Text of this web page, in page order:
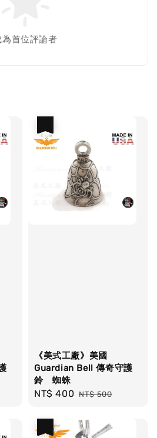
為首位評論者
《美式工廠》美國
Guardian Bell 傳奇守護
鈴 蜘蛛
Sale
NT$ 400 Regular
NT$ 500